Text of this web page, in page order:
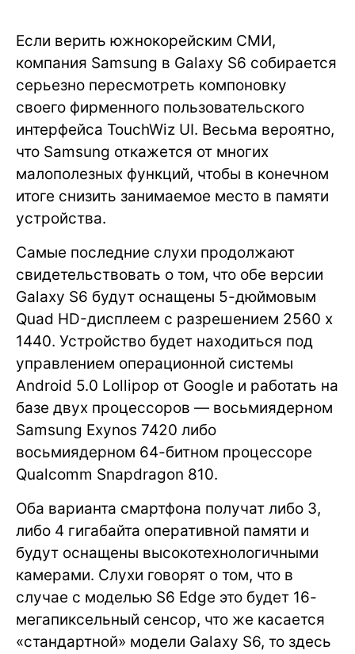
Если верить южнокорейским СМИ,
компания Samsung в Galaxy S6 собирается
серьезно пересмотреть компоновку
своего фирменного пользовательского
интерфейса TouchWiz UI. Весьма вероятно,
что Samsung откажется от многих
малополезных функций, чтобы в конечном
итоге снизить занимаемое место в памяти
устройства.
Самые последние слухи продолжают
свидетельствовать о том, что обе версии
Galaxy S6 будут оснащены 5-дюймовым
Quad HD-дисплеем с разрешением 2560 x
1440. Устройство будет находиться под
управлением операционной системы
Android 5.0 Lollipop от Google и работать на
базе двух процессоров — восьмиядерном
Samsung Exynos 7420 либо
восьмиядерном 64-битном процессоре
Qualcomm Snapdragon 810.
Оба варианта смартфона получат либо 3,
либо 4 гигабайта оперативной памяти и
будут оснащены высокотехнологичными
камерами. Слухи говорят о том, что в
случае с моделью S6 Edge это будет 16-
мегапиксельный сенсор, что же касается
«стандартной» модели Galaxy S6, то здесь